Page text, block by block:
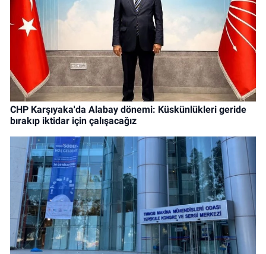
CHP Karşıyaka'da Alabay dönemi: Küskünlükleri geride
bırakıp iktidar için çalışacağız